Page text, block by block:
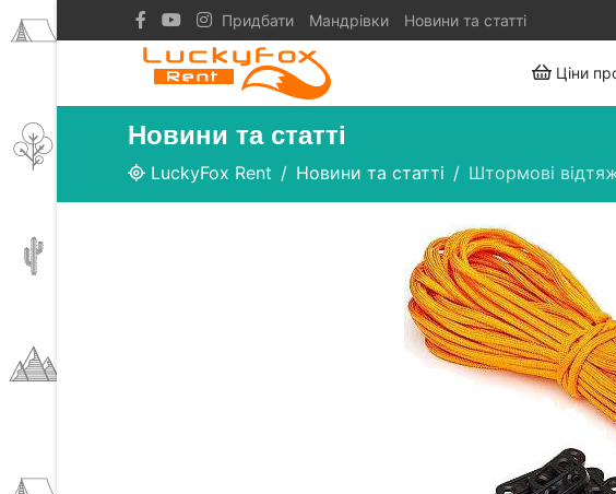
Придбати Мандрівки Новини та статті
Ціни
Новини та статті
LuckyFox Rent Новини та статті Штормові